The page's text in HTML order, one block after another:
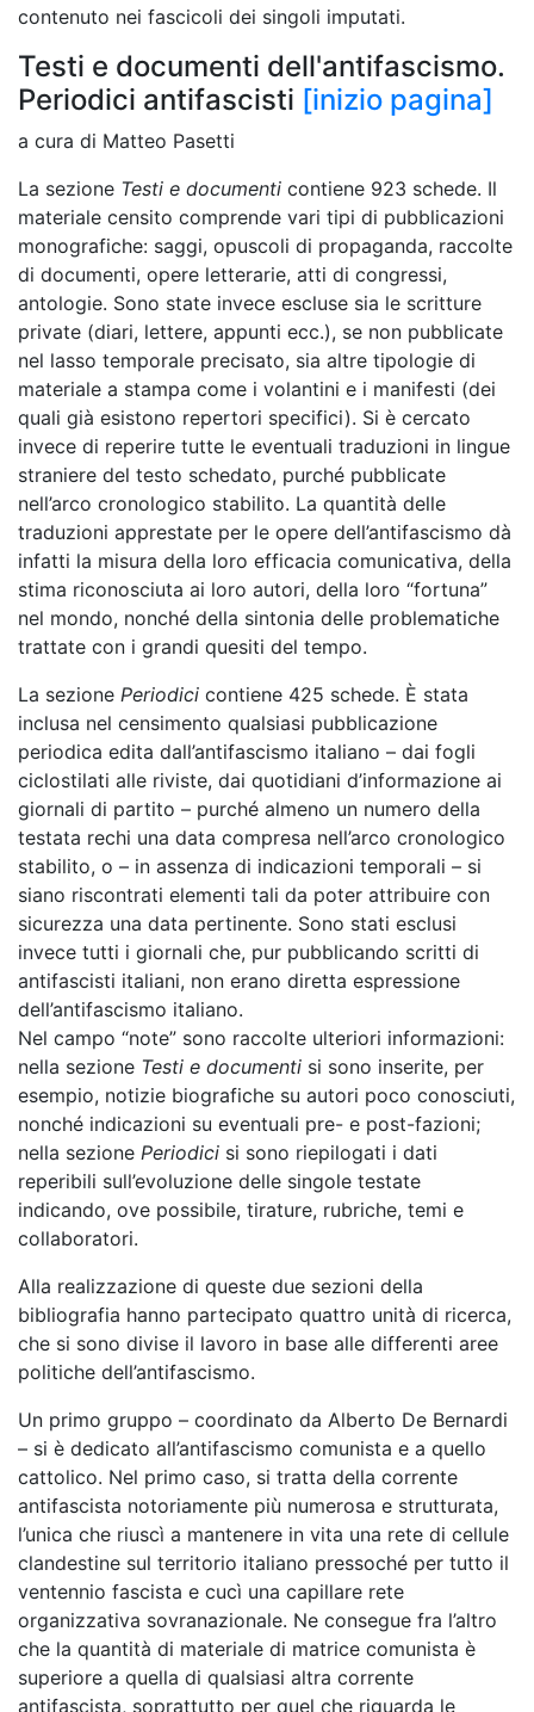
contenuto nei fascicoli dei singoli imputati.
Testi e documenti dell'antifascismo.
Periodici antifascisti [inizio pagina]
a cura di Matteo Pasetti
La sezione Testi e documenti contiene 923 schede. Il
materiale censito comprende vari tipi di pubblicazioni
monografiche: saggi, opuscoli di propaganda, raccolte
di documenti, opere letterarie, atti di congressi,
antologie. Sono state invece escluse sia le scritture
private (diari, lettere, appunti ecc.), se non pubblicate
nel lasso temporale precisato, sia altre tipologie di
materiale a stampa come i volantini e i manifesti (dei
quali già esistono repertori specifici). Si è cercato
invece di reperire tutte le eventuali traduzioni in lingue
straniere del testo schedato, purché pubblicate
nell’arco cronologico stabilito. La quantità delle
traduzioni apprestate per le opere dell’antifascismo dà
infatti la misura della loro efficacia comunicativa, della
stima riconosciuta ai loro autori, della loro “fortuna”
nel mondo, nonché della sintonia delle problematiche
trattate con i grandi quesiti del tempo.
La sezione Periodici contiene 425 schede. È stata
inclusa nel censimento qualsiasi pubblicazione
periodica edita dall’antifascismo italiano – dai fogli
ciclostilati alle riviste, dai quotidiani d’informazione ai
giornali di partito – purché almeno un numero della
testata rechi una data compresa nell’arco cronologico
stabilito, o – in assenza di indicazioni temporali – si
siano riscontrati elementi tali da poter attribuire con
sicurezza una data pertinente. Sono stati esclusi
invece tutti i giornali che, pur pubblicando scritti di
antifascisti italiani, non erano diretta espressione
dell’antifascismo italiano.
Nel campo “note” sono raccolte ulteriori informazioni:
nella sezione Testi e documenti si sono inserite, per
esempio, notizie biografiche su autori poco conosciuti,
nonché indicazioni su eventuali pre- e post-fazioni;
nella sezione Periodici si sono riepilogati i dati
reperibili sull’evoluzione delle singole testate
indicando, ove possibile, tirature, rubriche, temi e
collaboratori.
Alla realizzazione di queste due sezioni della
bibliografia hanno partecipato quattro unità di ricerca,
che si sono divise il lavoro in base alle differenti aree
politiche dell’antifascismo.
Un primo gruppo – coordinato da Alberto De Bernardi
– si è dedicato all’antifascismo comunista e a quello
cattolico. Nel primo caso, si tratta della corrente
antifascista notoriamente più numerosa e strutturata,
l’unica che riuscì a mantenere in vita una rete di cellule
clandestine sul territorio italiano pressoché per tutto il
ventennio fascista e cucì una capillare rete
organizzativa sovranazionale. Ne consegue fra l’altro
che la quantità di materiale di matrice comunista è
superiore a quella di qualsiasi altra corrente
antifascista, soprattutto per quel che riguarda le